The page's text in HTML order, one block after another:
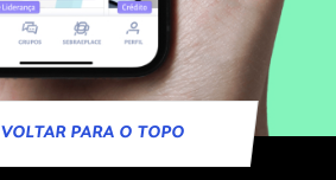
VOLTAR PARA O TOPO